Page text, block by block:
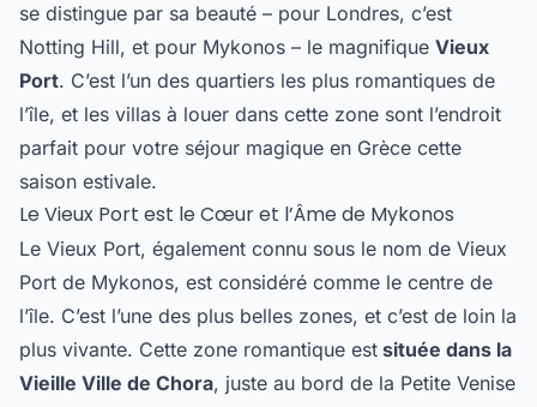
se distingue par sa beauté – pour Londres, c’est
Notting Hill, et pour Mykonos – le magnifique Vieux
Port. C’est l’un des quartiers les plus romantiques de
l’île, et les villas à louer dans cette zone sont l’endroit
parfait pour votre séjour magique en Grèce cette
saison estivale.
Le Vieux Port est le Cœur et l’Âme de Mykonos
Le Vieux Port, également connu sous le nom de Vieux
Port de Mykonos, est considéré comme le centre de
l’île. C’est l’une des plus belles zones, et c’est de loin la
plus vivante. Cette zone romantique est située dans la
Vieille Ville de Chora, juste au bord de la Petite Venise